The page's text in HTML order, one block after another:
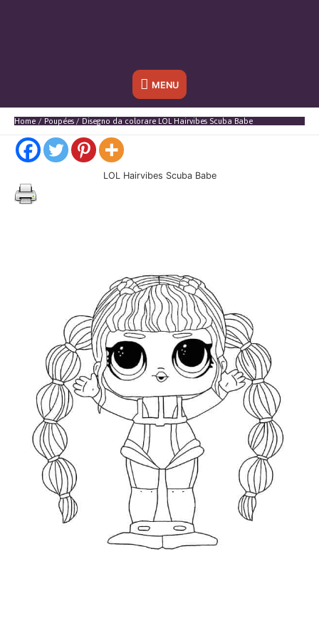
Sotto
l'header
MENU
Home Poupées Disegno da colorare LOL Hairvibes Scuba Babe
LOL Hairvibes Scuba Babe